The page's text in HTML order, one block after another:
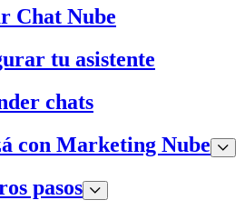
Chat Nube
tu asistente
chats
con Marketing Nube
pasos